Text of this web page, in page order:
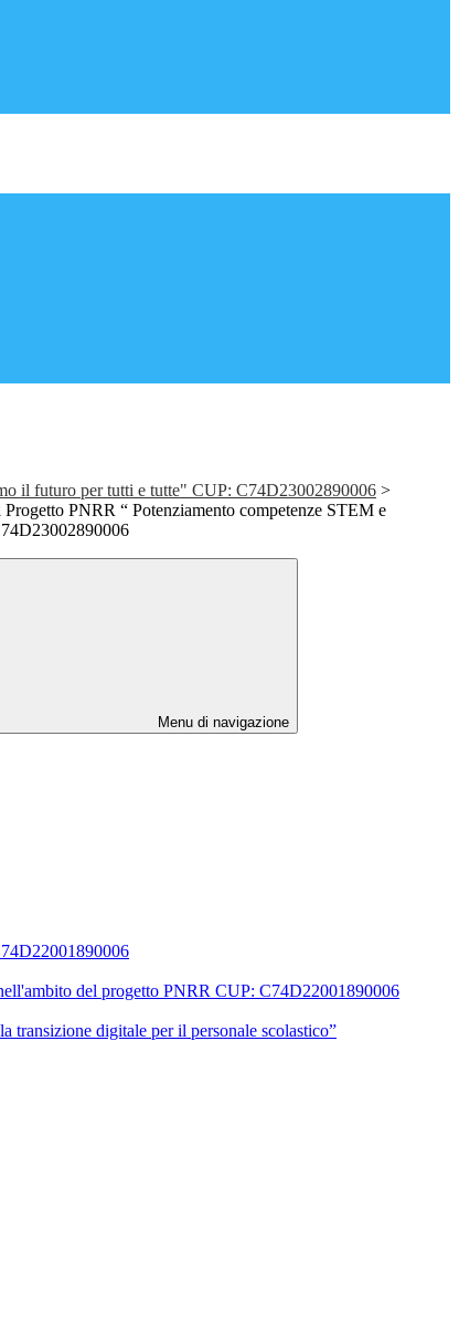
il futuro per tutti e tutte" CUP: C74D23002890006 >
PNRR “ Potenziamento competenze STEM e
Menu di navigazione
del progetto PNRR CUP: C74D22001890006
transizione digitale per il personale scolastico”